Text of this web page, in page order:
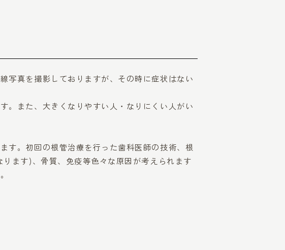
写真を撮影しておりますが、その時に症状はない
。また、大きくなりやすい人・なりにくい人がい
す。初回の根管治療を行った歯科医師の技術、根
ます)、骨質、免疫等色々な原因が考えられます